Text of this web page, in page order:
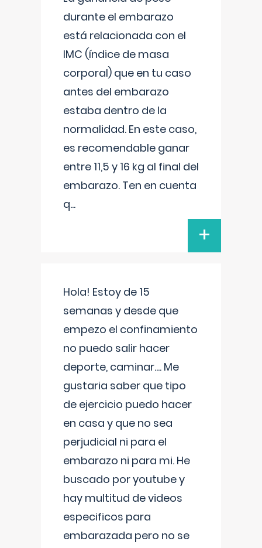
durante el embarazo
está relacionada con el
IMC (índice de masa
corporal) que en tu caso
antes del embarazo
estaba dentro de la
normalidad. En este caso,
es recomendable ganar
entre 11,5 y 16 kg al final del
embarazo. Ten en cuenta
q...
+
Hola! Estoy de 15
semanas y desde que
empezo el confinamiento
no puedo salir hacer
deporte, caminar.... Me
gustaria saber que tipo
de ejercicio puedo hacer
en casa y que no sea
perjudicial ni para el
embarazo ni para mi. He
buscado por youtube y
hay multitud de videos
especificos para
embarazada pero no se